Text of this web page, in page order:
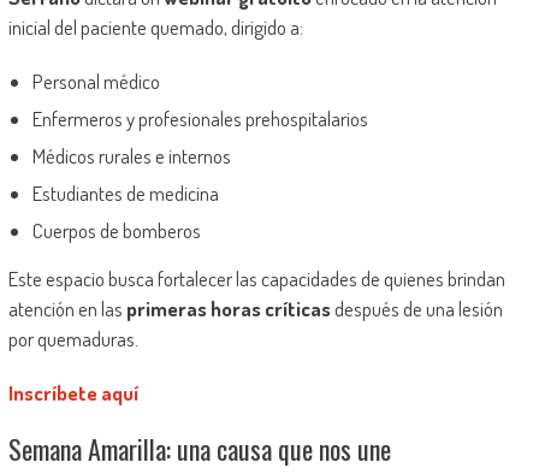
inicial del paciente quemado, dirigido a:
Personal médico
Enfermeros y profesionales prehospitalarios
Médicos rurales e internos
Estudiantes de medicina
Cuerpos de bomberos
Este espacio busca fortalecer las capacidades de quienes brindan
atención en las primeras horas críticasdespués de una lesión
por quemaduras.
Inscríbete aquí
Semana Amarilla: una causa que nos une